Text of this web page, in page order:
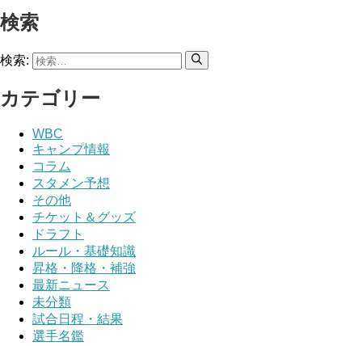
検索
検索:
カテゴリー
WBC
キャンプ情報
コラム
スタメン予想
その他
チケット＆グッズ
ドラフト
ルール・基礎知識
昇格・降格・補強
最新ニュース
未分類
試合日程・結果
選手名鑑